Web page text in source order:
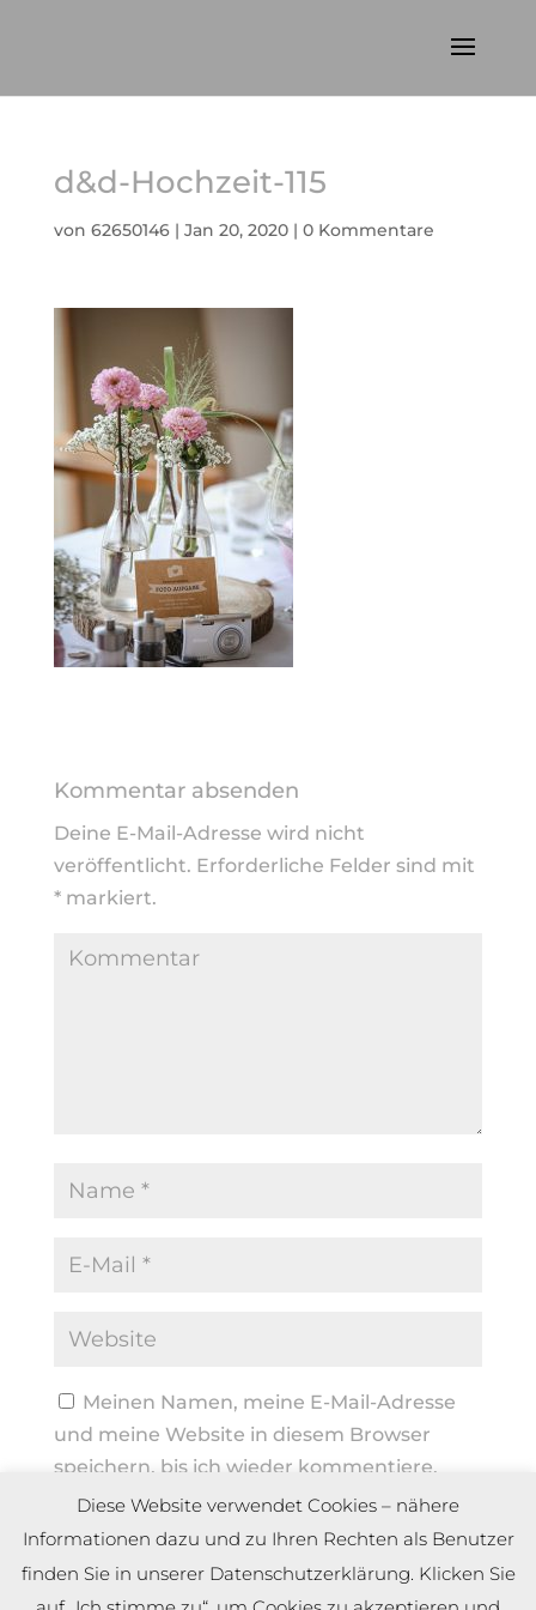
d&d-Hochzeit-115
von 62650146| Jan 20, 2020| 0 Kommentare
Kommentar absenden
Deine E-Mail-Adresse wird nicht
veröffentlicht. Erforderliche Felder sind mit
*markiert.
Meinen Namen, meine E-Mail-Adresse
und meine Website in diesem Browser
speichern, bis ich wieder kommentiere.
Diese Website verwendet Cookies – nähere
Informationen dazu und zu Ihren Rechten als Benutzer
finden Sie in unserer Datenschutzerklärung. Klicken Sie